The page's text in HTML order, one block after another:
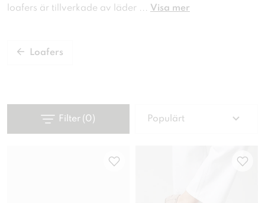
loafers är tillverkade av läder ... Visa mer
Loafers
Filter (0) Populärt